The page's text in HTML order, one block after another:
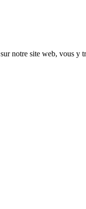
sur notre site web, vous y